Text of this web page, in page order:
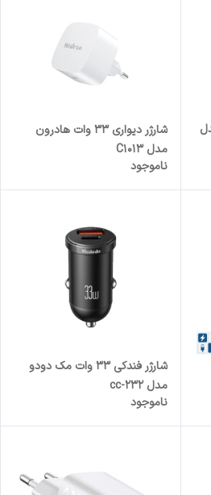
شارژر دیواری 33 وات هادرون
مدل C1013
ناموجود
شارژر فندکی 33 وات مک دودو
مدل cc-232
ناموجود